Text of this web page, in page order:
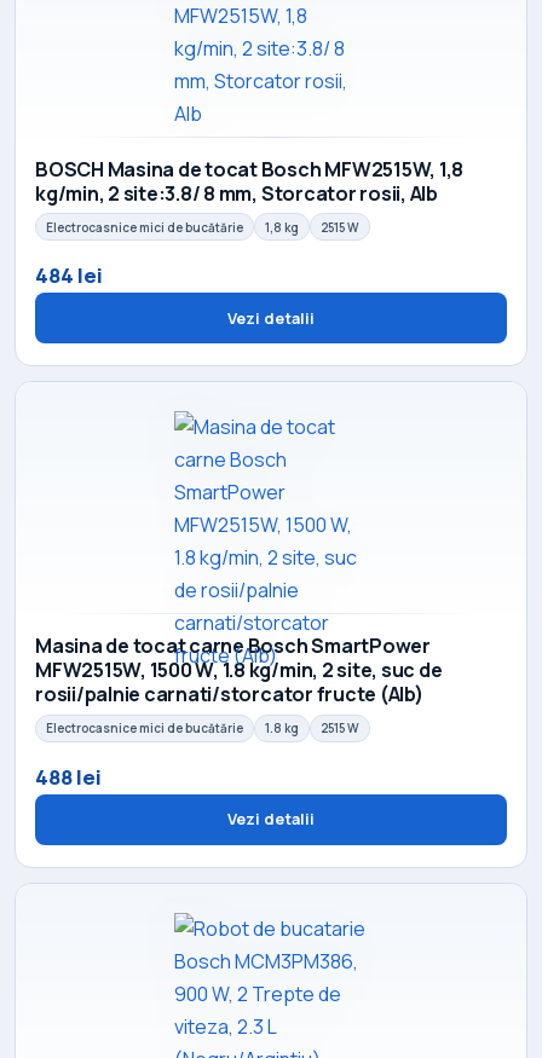
BOSCH Masina de tocat Bosch MFW2515W, 1,8
kg/min, 2 site:3.8/ 8 mm, Storcator rosii, Alb
Electrocasnice mici de bucătărie 1,8 kg 2515 W
484 lei
Vezi detalii
Masina de tocat carne Bosch SmartPower
MFW2515W, 1500 W, 1.8 kg/min, 2 site, suc de
rosii/palnie carnati/storcator fructe (Alb)
Electrocasnice mici de bucătărie 1.8 kg 2515 W
488 lei
Vezi detalii